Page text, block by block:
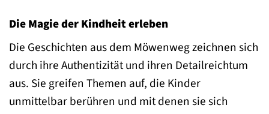
Die Magie der Kindheit erleben
Die Geschichten aus dem Möwenweg zeichnen sich
durch ihre Authentizität und ihren Detailreichtum
aus. Sie greifen Themen auf, die Kinder
unmittelbar berühren und mit denen sie sich